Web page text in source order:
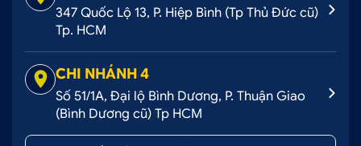
347 Quốc Lộ 13, P. Hiệp Bình (Tp Thủ Đức cũ)
Tp. HCM
CHI NHÁNH 4
Số 51/1A, Đại lộ Bình Dương, P. Thuận Giao
(Bình Dương cũ) Tp HCM